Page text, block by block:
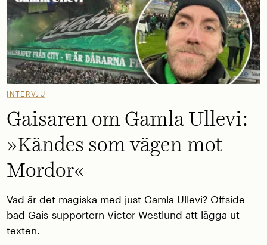
INTERVJU
Gaisaren om Gamla Ullevi:
»Kändes som vägen mot
Mordor«
Vad är det magiska med just Gamla Ullevi? Offside
bad Gais-supportern Victor Westlund att lägga ut
texten.